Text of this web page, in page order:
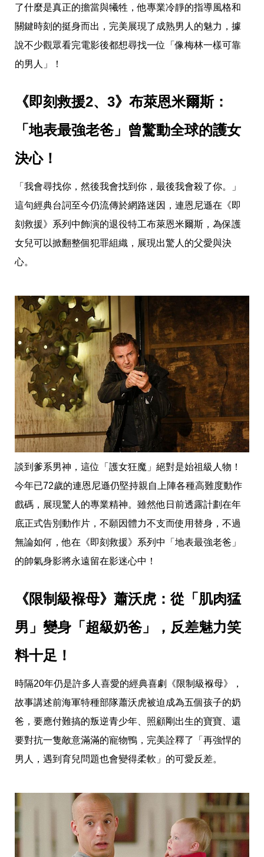
了什麼是真正的擔當與犧牲，他專業冷靜的指導風格和
關鍵時刻的挺身而出，完美展現了成熟男人的魅力，據
說不少觀眾看完電影後都想尋找一位「像梅林一樣可靠
的男人」！
《即刻救援2、3》布萊恩米爾斯：
「地表最強老爸」曾驚動全球的護女
決心！
「我會尋找你，然後我會找到你，最後我會殺了你。」
這句經典台詞至今仍流傳於網路迷因，連恩尼遜在《即
刻救援》系列中飾演的退役特工布萊恩米爾斯，為保護
女兒可以掀翻整個犯罪組織，展現出驚人的父愛與決
心。
談到爹系男神，這位「護女狂魔」絕對是始祖級人物！
今年已72歲的連恩尼遜仍堅持親自上陣各種高難度動作
戲碼，展現驚人的專業精神。雖然他日前透露計劃在年
底正式告別動作片，不願因體力不支而使用替身，不過
無論如何，他在《即刻救援》系列中「地表最強老爸」
的帥氣身影將永遠留在影迷心中！
《限制級褓母》蕭沃虎：從「肌肉猛
男」變身「超級奶爸」，反差魅力笑
料十足！
時隔20年仍是許多人喜愛的經典喜劇《限制級褓母》，
故事講述前海軍特種部隊蕭沃虎被迫成為五個孩子的奶
爸，要應付難搞的叛逆青少年、照顧剛出生的寶寶、還
要對抗一隻敵意滿滿的寵物鴨，完美詮釋了「再強悍的
男人，遇到育兒問題也會變得柔軟」的可愛反差。